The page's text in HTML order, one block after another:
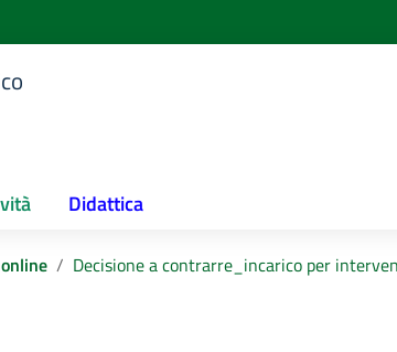
Didattica
Decisione a contrarre_incarico per